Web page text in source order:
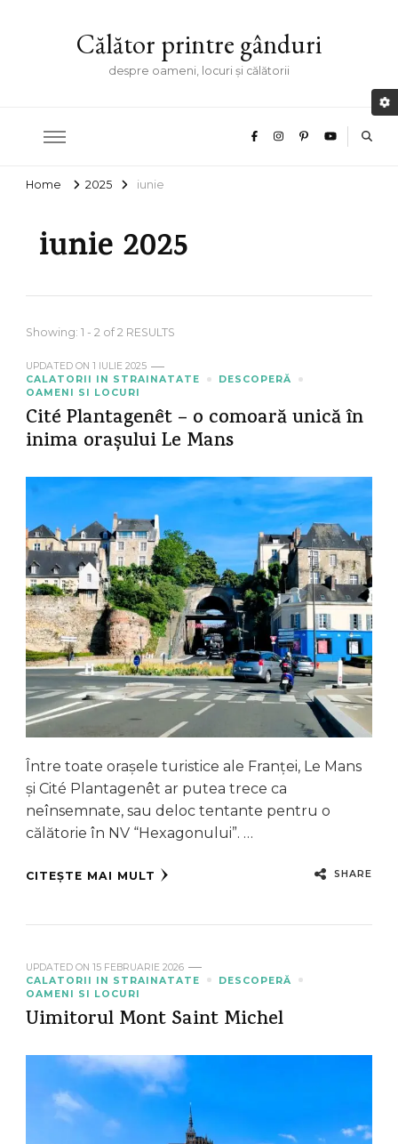
Călător printre gânduri
despre oameni, locuri și călătorii
Home 2025 iunie
iunie 2025
Showing: 1 - 2 of 2 RESULTS
UPDATED ON 1 IULIE 2025
CALATORII IN STRAINATATE
DESCOPERĂ
OAMENI SI LOCURI
Cité Plantagenêt – o comoară unică în
inima orașului Le Mans
Între toate orașele turistice ale Franței, Le Mans
și Cité Plantagenêt ar putea trece ca
neînsemnate, sau deloc tentante pentru o
călătorie în NV “Hexagonului”. …
CITEȘTE MAI MULT SHARE
UPDATED ON 15 FEBRUARIE 2026
CALATORII IN STRAINATATE
DESCOPERĂ
OAMENI SI LOCURI
Uimitorul Mont Saint Michel